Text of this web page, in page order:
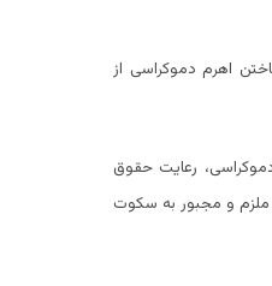
اهرم دموکراسی از
رعایت حقوق
ملزم و مجبور به سکوت